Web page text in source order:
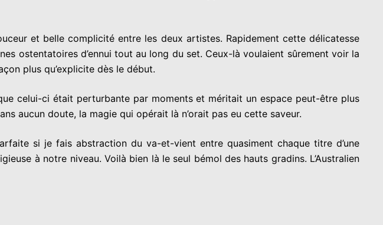
et belle complicité entre les deux artistes. Rapidement cette délicatesse
ostentatoires d’ennui tout au long du set. Ceux-là voulaient sûrement voir la
plus qu’explicite dès le début.
celui-ci était perturbante par moments et méritait un espace peut-être plus
aucun doute, la magie qui opérait là n’orait pas eu cette saveur.
si je fais abstraction du va-et-vient entre quasiment chaque titre d’une
à notre niveau. Voilà bien là le seul bémol des hauts gradins. L’Australien